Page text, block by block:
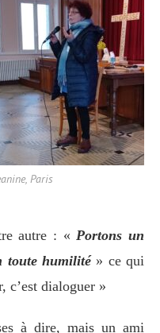
Paris
autre : «Portons un
toute humilité» ce qui
c’est dialoguer »
à dire, mais un ami